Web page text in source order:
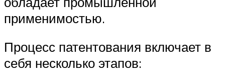
применимостью.
Процесс патентования включает в
себя несколько этапов: